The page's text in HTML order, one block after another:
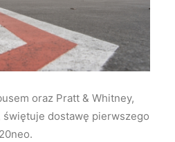
oraz Pratt & Whitney,
dostawę pierwszego